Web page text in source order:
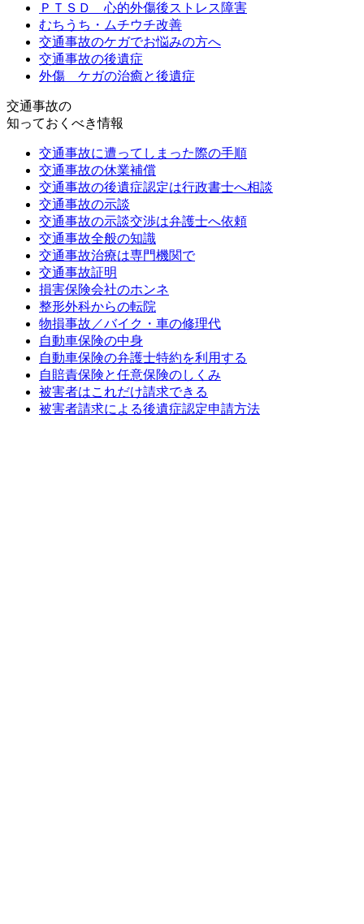
ＰＴＳＤ 心的外傷後ストレス障害
むちうち・ムチウチ改善
交通事故のケガでお悩みの方へ
交通事故の後遺症
外傷 ケガの治癒と後遺症
交通事故の
知っておくべき情報
交通事故に遭ってしまった際の手順
交通事故の休業補償
交通事故の後遺症認定は行政書士へ相談
交通事故の示談
交通事故の示談交渉は弁護士へ依頼
交通事故全般の知識
交通事故治療は専門機関で
交通事故証明
損害保険会社のホンネ
整形外科からの転院
物損事故／バイク・車の修理代
自動車保険の中身
自動車保険の弁護士特約を利用する
自賠責保険と任意保険のしくみ
被害者はこれだけ請求できる
被害者請求による後遺症認定申請方法